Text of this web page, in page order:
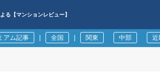
る【マンションレビュー】
アム記事 全国 関東 中部 近